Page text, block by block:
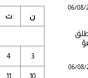
06/08/
06/08/
ن ث
3
4
10
11